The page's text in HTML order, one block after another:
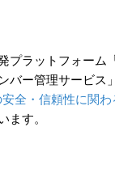
プラットフォーム
バー管理サービス
全・信頼性に関
ます。